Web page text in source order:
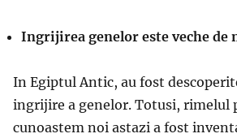
Ingrijirea genelor este veche de
In Egiptul Antic, au fost
ingrijire a genelor. Totusi, rimelul
cunoastem noi astazi a fost